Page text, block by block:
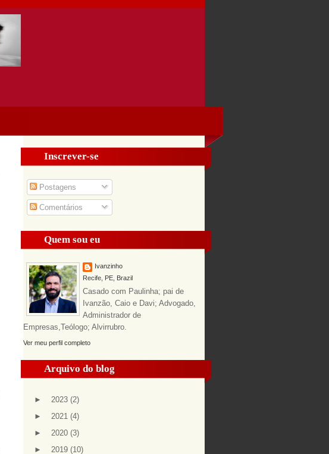
Inscrever-se
Postagens
Comentários
Quem sou eu
Ivanzinho
Recife, PE, Brazil
Casado com Paulinha; pai de
Ivanzão, Caio e Davi; Advogado,
Administrador de
Empresas,Teólogo; Alvirrubro.
Ver meu perfil completo
Arquivo do blog
► 2023 (2)
►
2021 (4)
►
2020 (3)
►
2019 (10)